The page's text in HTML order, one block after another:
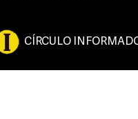
CÍRCULO